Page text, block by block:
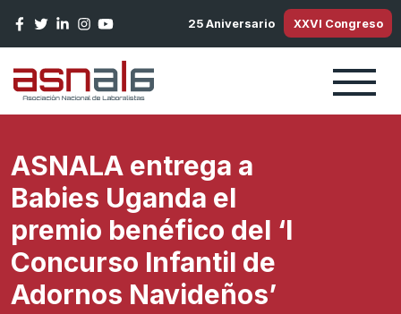
25 Aniversario XXVI Congreso
ASNALA entrega a
Babies Uganda el
premio benéfico del ‘I
Concurso Infantil de
Adornos Navideños’